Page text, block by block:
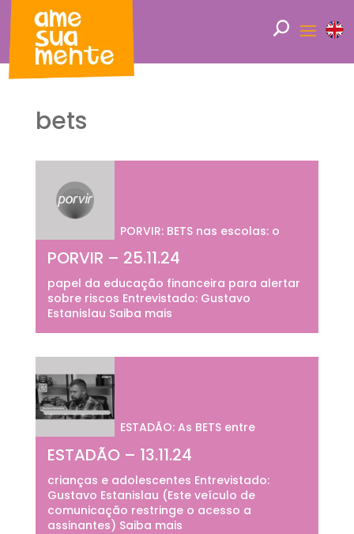
bets
PORVIR – 25.11.24
PORVIR: BETS nas escolas: o
papel da educação financeira para alertar
sobre riscos Entrevistado: Gustavo
Estanislau Saiba mais
ESTADÃO – 13.11.24
ESTADÃO: As BETS entre
crianças e adolescentes Entrevistado:
Gustavo Estanislau (Este veículo de
comunicação restringe o acesso a
assinantes) Saiba mais